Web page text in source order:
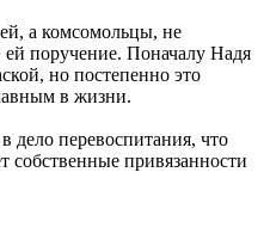
а комсомольцы, не
ей поручение. Поначалу Надя
но постепенно это
в жизни.
дело перевоспитания, что
собственные привязанности